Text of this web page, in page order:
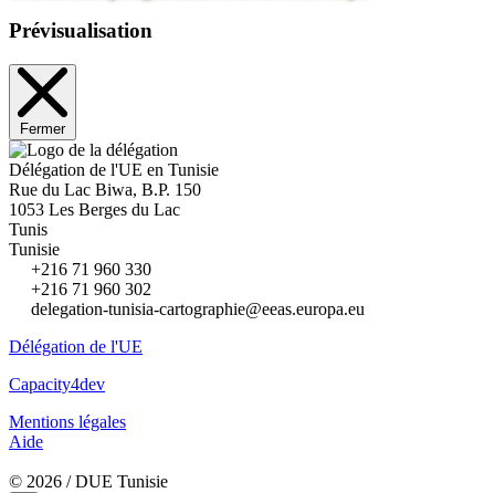
Prévisualisation
Fermer
Délégation de l'UE en Tunisie
Rue du Lac Biwa, B.P. 150
1053 Les Berges du Lac
Tunis
Tunisie
+216 71 960 330
+216 71 960 302
delegation-tunisia-cartographie@eeas.europa.eu
Délégation de l'UE
Capacity4dev
Mentions légales
Aide
© 2026 / DUE Tunisie